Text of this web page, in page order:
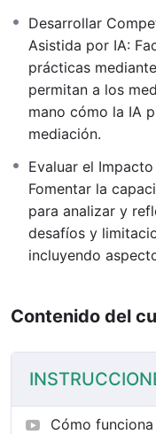
Desarrollar
Asistida por IA:
prácticas
permitan a los
mano cómo la IA
mediación.
Evaluar el
Fomentar la
para analizar y
desafíos y
incluyendo
Contenido del
Cómo